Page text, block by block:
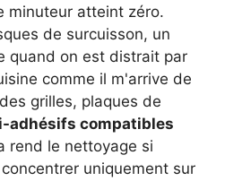
minuteur atteint zéro.
de surcuisson, un
quand on est distrait par
comme il m'arrive de
grilles, plaques de
adhésifs compatibles
rend le nettoyage si
uniquement sur